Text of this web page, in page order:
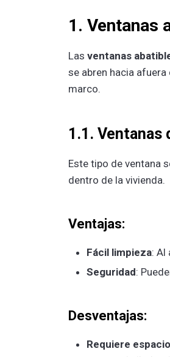
1. Ventanas
Las ventanas
se abren hacia
marco.
1.1.
Este tipo de ventana
dentro de la vivienda.
Ventajas:
Fácil limpieza: Al
Seguridad:
Desventajas:
Requiere